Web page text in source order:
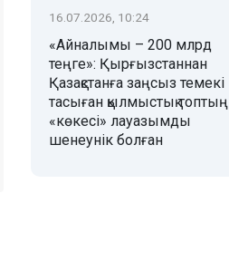
16.07.2026, 10:24
«Айналымы – 200 млрд
теңге»: Қырғызстаннан
Қазақстанға заңсыз темекі
тасыған қылмыстық топтың
«көкесі» лауазымды
шенеунік болған